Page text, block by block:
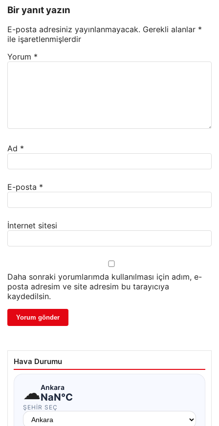
Bir yanıt yazın
E-posta adresiniz yayınlanmayacak. Gerekli alanlar *
ile işaretlenmişlerdir
Yorum *
Ad *
E-posta *
İnternet sitesi
Daha sonraki yorumlarımda kullanılması için adım, e-
posta adresim ve site adresim bu tarayıcıya
kaydedilsin.
Hava Durumu
☁Ankara
NaN°C
ŞEHIR SEÇ